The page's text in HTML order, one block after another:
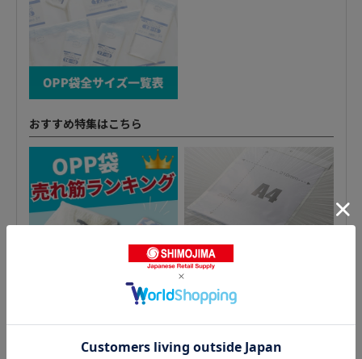
おすすめ特集はこちら